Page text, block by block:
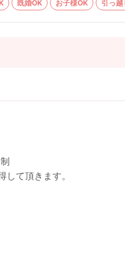
既婚OK お子様OK 引っ越
て頂きます。